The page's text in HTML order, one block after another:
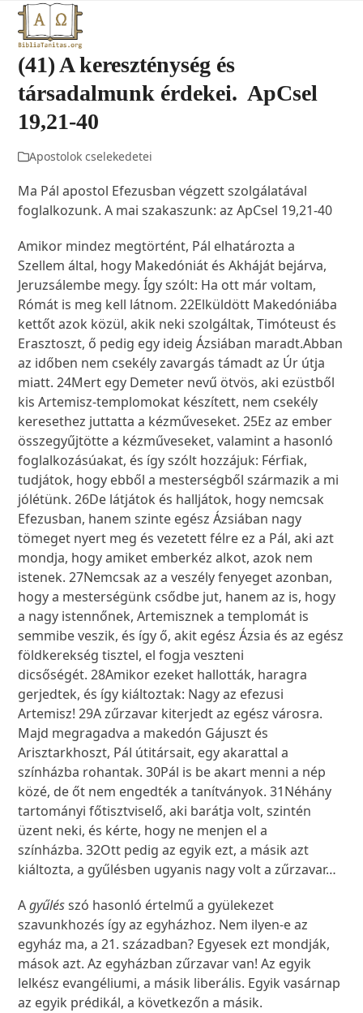
Skip
content
Open
mobile
menu
Close
mobile
menu
(41) A kereszténység és
társadalmunk érdekei. ApCsel
19,21-40
Apostolok cselekedetei
Ma Pál apostol Efezusban végzett szolgálatával
foglalkozunk. A mai szakaszunk: az ApCsel 19,21-40
Amikor mindez megtörtént, Pál elhatározta a
Szellem által, hogy Makedóniát és Akháját bejárva,
Jeruzsálembe megy. Így szólt: Ha ott már voltam,
Rómát is meg kell látnom.22Elküldött Makedóniába
kettőt azok közül, akik neki szolgáltak, Timóteust és
Erasztoszt, ő pedig egy ideig Ázsiában maradt.Abban
az időben nem csekély zavargás támadt az Úr útja
miatt.24Mert egy Demeter nevű ötvös, aki ezüstből
kis Artemisz-templomokat készített, nem csekély
keresethez juttatta a kézműveseket.25Ez az ember
összegyűjtötte a kézműveseket, valamint a hasonló
foglalkozásúakat, és így szólt hozzájuk: Férfiak,
tudjátok, hogy ebből a mesterségből származik a mi
jólétünk.26De látjátok és halljátok, hogy nemcsak
Efezusban, hanem szinte egész Ázsiában nagy
tömeget nyert meg és vezetett félre ez a Pál, aki azt
mondja, hogy amiket emberkéz alkot, azok nem
istenek.27Nemcsak az a veszély fenyeget azonban,
hogy a mesterségünk csődbe jut, hanem az is, hogy
a nagy istennőnek, Artemisznek a templomát is
semmibe veszik, és így ő, akit egész Ázsia és az egész
földkerekség tisztel, el fogja veszteni
dicsőségét.28Amikor ezeket hallották, haragra
gerjedtek, és így kiáltoztak: Nagy az efezusi
Artemisz!29A zűrzavar kiterjedt az egész városra.
Majd megragadva a makedón Gájuszt és
Arisztarkhoszt, Pál útitársait, egy akarattal a
színházba rohantak.30Pál is be akart menni a nép
közé, de őt nem engedték a tanítványok.31Néhány
tartományi főtisztviselő, aki barátja volt, szintén
üzent neki, és kérte, hogy ne menjen el a
színházba.32Ott pedig az egyik ezt, a másik azt
kiáltozta, a gyűlésben ugyanis nagy volt a zűrzavar…
Agyűlésszó hasonló értelmű a gyülekezet
szavunkhozés így az egyházhoz. Nem ilyen-e az
egyház ma, a 21. században? Egyesek ezt mondják,
mások azt. Az egyházban zűrzavar van! Az egyik
lelkész evangéliumi, a másik liberális. Egyik vasárnap
az egyik prédikál, a következőn a másik.